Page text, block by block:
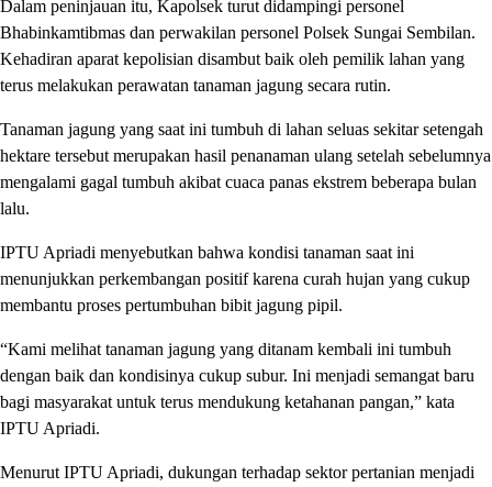
Dalam peninjauan itu, Kapolsek turut didampingi personel
Bhabinkamtibmas dan perwakilan personel Polsek Sungai Sembilan.
Kehadiran aparat kepolisian disambut baik oleh pemilik lahan yang
terus melakukan perawatan tanaman jagung secara rutin.
Tanaman jagung yang saat ini tumbuh di lahan seluas sekitar setengah
hektare tersebut merupakan hasil penanaman ulang setelah sebelumnya
mengalami gagal tumbuh akibat cuaca panas ekstrem beberapa bulan
lalu.
IPTU Apriadi menyebutkan bahwa kondisi tanaman saat ini
menunjukkan perkembangan positif karena curah hujan yang cukup
membantu proses pertumbuhan bibit jagung pipil.
“Kami melihat tanaman jagung yang ditanam kembali ini tumbuh
dengan baik dan kondisinya cukup subur. Ini menjadi semangat baru
bagi masyarakat untuk terus mendukung ketahanan pangan,” kata
IPTU Apriadi.
Menurut IPTU Apriadi, dukungan terhadap sektor pertanian menjadi